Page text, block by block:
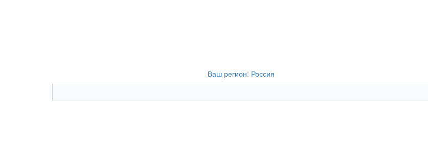
Ваш регион: Россия